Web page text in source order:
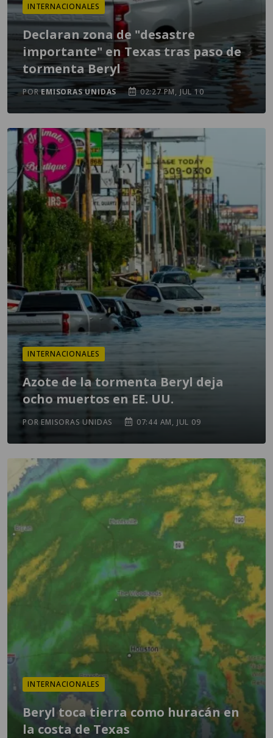
INTERNACIONALES
Declaran zona de "desastre
importante" en Texas tras paso de
tormenta Beryl
POREMISORAS UNIDAS 02:27 PM, JUL 10
INTERNACIONALES
Azote de la tormenta Beryl deja
ocho muertos en EE. UU.
POR EMISORAS UNIDAS 07:44 AM, JUL 09
INTERNACIONALES
Beryl toca tierra como huracán en
la costa de Texas